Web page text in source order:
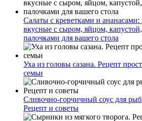
Салаты с креветками и
вкусные с сыром, яйцом,
палочками для вашего стола
Уха из головы сазана. Рецепт
семьи
Сливочно-горчичный соус для
Рецепт и советы